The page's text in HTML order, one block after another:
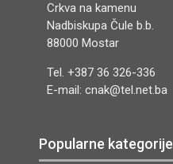
Crkva na kamenu
Nadbiskupa Čule b.b.
88000 Mostar
Tel. +387 36 326-336
E-mail: cnak@tel.net.ba
Popularne kategorije